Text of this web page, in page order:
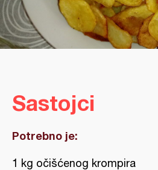
Sastojci
Potrebno je:
1 kg očišćenog krompira